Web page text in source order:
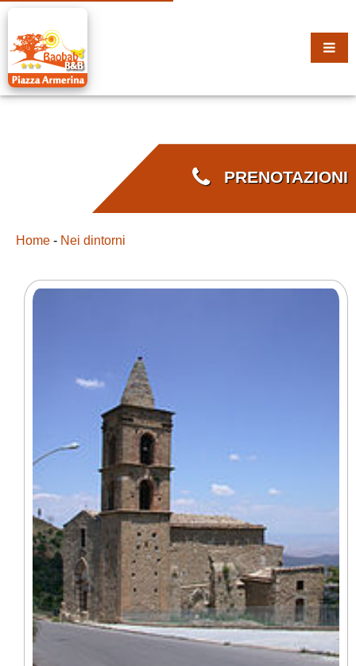
PRENOTAZIONI
Home - Nei dintorni